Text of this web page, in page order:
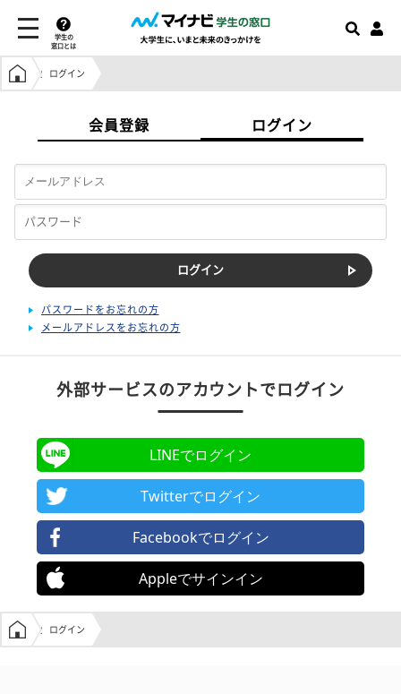
学生の
窓口とは
学生の窓口トップ
ログイン
会員登録 ログイン
パスワードをお忘れの方
メールアドレスをお忘れの方
外部サービスのアカウントでログイン
LINEでログイン
Twitterでログイン
Facebookでログイン
Appleでサインイン
学生の窓口トップ
ログイン